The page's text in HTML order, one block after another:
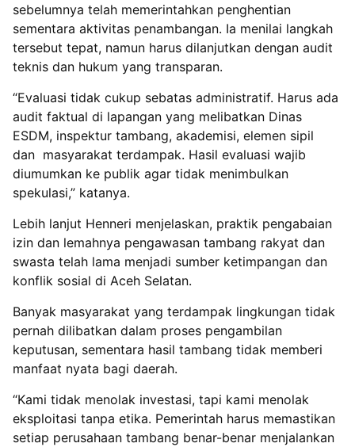
sebelumnya telah memerintahkan penghentian
sementara aktivitas penambangan. Ia menilai langkah
tersebut tepat, namun harus dilanjutkan dengan audit
teknis dan hukum yang transparan.
“Evaluasi tidak cukup sebatas administratif. Harus ada
audit faktual di lapangan yang melibatkan Dinas
ESDM, inspektur tambang, akademisi, elemen sipil
dan masyarakat terdampak. Hasil evaluasi wajib
diumumkan ke publik agar tidak menimbulkan
spekulasi,” katanya.
Lebih lanjut Henneri menjelaskan, praktik pengabaian
izin dan lemahnya pengawasan tambang rakyat dan
swasta telah lama menjadi sumber ketimpangan dan
konflik sosial di Aceh Selatan.
Banyak masyarakat yang terdampak lingkungan tidak
pernah dilibatkan dalam proses pengambilan
keputusan, sementara hasil tambang tidak memberi
manfaat nyata bagi daerah.
“Kami tidak menolak investasi, tapi kami menolak
eksploitasi tanpa etika. Pemerintah harus memastikan
setiap perusahaan tambang benar-benar menjalankan